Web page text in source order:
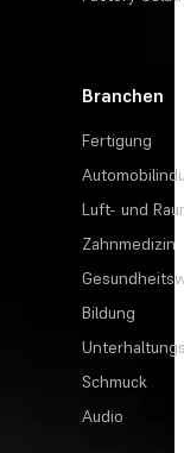
Branchen
Fertigung
Luft- und
Zahnmedizin
Bildung
Schmuck
Audio